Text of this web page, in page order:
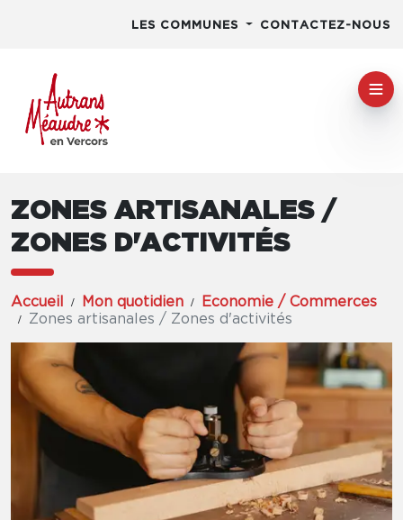
LES COMMUNES CONTACTEZ-NOUS
ZONES ARTISANALES /
ZONES D'ACTIVITÉS
Accueil Mon quotidien
Economie / Commerces
Zones artisanales / Zones d'activités